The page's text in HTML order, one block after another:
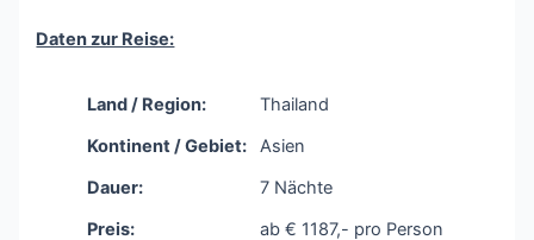
Daten zur Reise:
Land / Region:
Thailand
Kontinent / Gebiet:
Asien
Dauer:
7 Nächte
Preis:
ab € 1187,- pro Person